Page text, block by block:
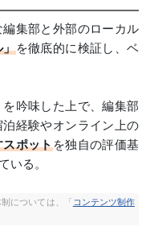
集部と外部のローカル
」を徹底的に検証し、ベ
吟味した上で、編集部
経験やオンライン上の
スポットを独自の評価基
いる。
については、「 コンテンツ制作